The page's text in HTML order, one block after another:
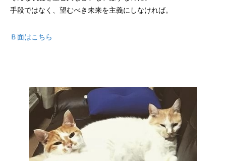
手段ではなく、望むべき未来を主義にしなければ。
Ｂ面はこちら